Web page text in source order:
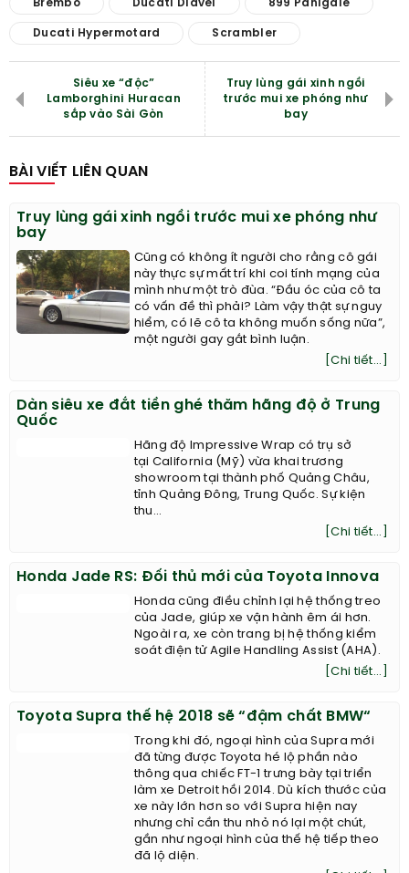
Brembo Ducati Diavel 899 Panigale
Ducati Hypermotard Scrambler
Siêu xe “độc”
Lamborghini Huracan
sắp vào Sài Gòn
Truy lùng gái xinh ngồi
trước mui xe phóng như
bay
BÀI VIẾT LIÊN QUAN
Truy lùng gái xinh ngồi trước mui xe phóng như
bay
Cũng có không ít người cho rằng cô gái
này thực sự mất trí khi coi tính mạng của
mình như một trò đùa. “Đầu óc của cô ta
có vấn đề thì phải? Làm vậy thật sự nguy
hiểm, có lẽ cô ta không muốn sống nữa”,
một người gay gắt bình luận.
[Chi tiết...]
Dàn siêu xe đắt tiền ghé thăm hãng độ ở Trung
Quốc
Hãng độ Impressive Wrap có trụ sở
tại California (Mỹ) vừa khai trương
showroom tại thành phố Quảng Châu,
tỉnh Quảng Đông, Trung Quốc. Sự kiện
thu...
[Chi tiết...]
Honda Jade RS: Đối thủ mới của Toyota Innova
Honda cũng điều chỉnh lại hệ thống treo
của Jade, giúp xe vận hành êm ái hơn.
Ngoài ra, xe còn trang bị hệ thống kiểm
soát điện tử Agile Handling Assist (AHA).
[Chi tiết...]
Toyota Supra thế hệ 2018 sẽ “đậm chất BMW“
Trong khi đó, ngoại hình của Supra mới
đã từng được Toyota hé lộ phần nào
thông qua chiếc FT-1 trưng bày tại triển
làm xe Detroit hồi 2014. Dù kích thước của
xe này lớn hơn so với Supra hiện nay
nhưng chỉ cần thu nhỏ nó lại một chút,
gần như ngoại hình của thế hệ tiếp theo
đã lộ diện.